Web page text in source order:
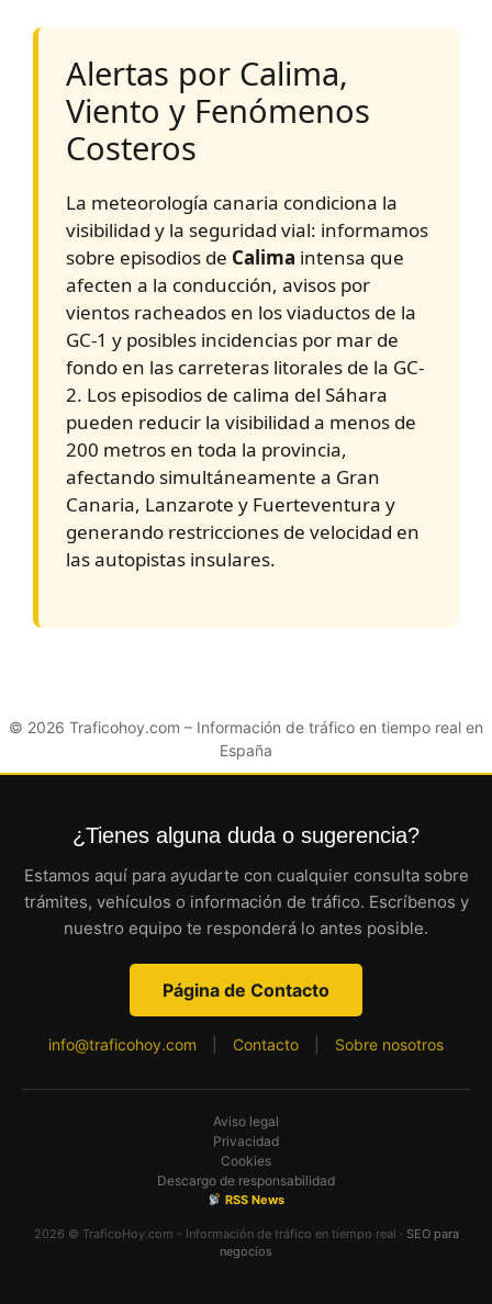
Alertas por Calima,
Viento y Fenómenos
Costeros
La meteorología canaria condiciona la
visibilidad y la seguridad vial: informamos
sobre episodios de Calima intensa que
afecten a la conducción, avisos por
vientos racheados en los viaductos de la
GC-1 y posibles incidencias por mar de
fondo en las carreteras litorales de la GC-
2. Los episodios de calima del Sáhara
pueden reducir la visibilidad a menos de
200 metros en toda la provincia,
afectando simultáneamente a Gran
Canaria, Lanzarote y Fuerteventura y
generando restricciones de velocidad en
las autopistas insulares.
© 2026 Traficohoy.com – Información de tráfico en tiempo real en
España
¿Tienes alguna duda o sugerencia?
Estamos aquí para ayudarte con cualquier consulta sobre
trámites, vehículos o información de tráfico. Escríbenos y
nuestro equipo te responderá lo antes posible.
Página de Contacto
info@traficohoy.com Contacto Sobre nosotros
Aviso legal
Privacidad
Cookies
Descargo de responsabilidad
RSS News
2026 © TraficoHoy.com - Información de tráfico en tiempo real · SEO para
negocios